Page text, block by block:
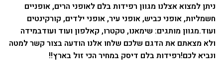
ניתן למצוא אצלנו מגוון רפידות בלם לאופני הרים, אופניים
חשמליות, אופני כביש, אופני עיר, אופני ילדים, קורקינטים
ועוד.מגוון מותגים: שימאנו, טקטרו, קאלפון ועוד ועודבמידה
ולא מצאתם את הדגם שלכם שלחו אלנו הודעה בצור קשר למטה
ונביא לכם!רפידות בלם דיסק במחיר הכי זול בארץ!!